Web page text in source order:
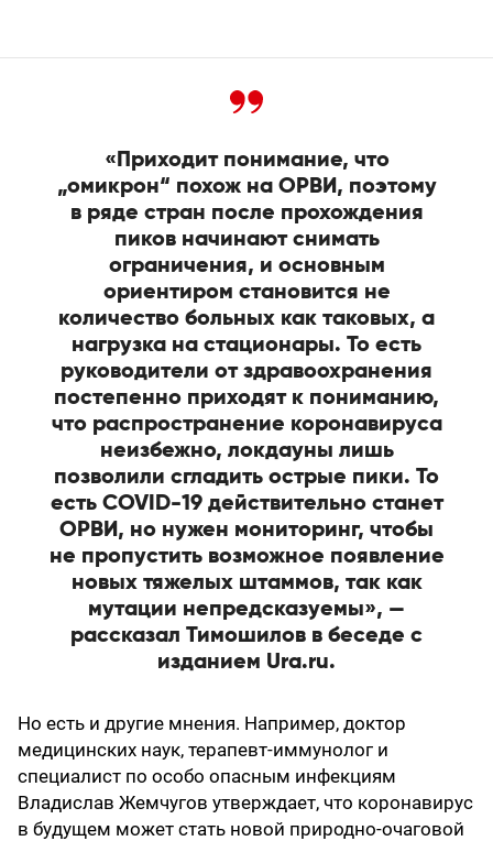
«Приходит понимание, что
„омикрон“ похож на ОРВИ, поэтому
в ряде стран после прохождения
пиков начинают снимать
ограничения, и основным
ориентиром становится не
количество больных как таковых, а
нагрузка на стационары. То есть
руководители от здравоохранения
постепенно приходят к пониманию,
что распространение коронавируса
неизбежно, локдауны лишь
позволили сгладить острые пики. То
есть COVID-19 действительно станет
ОРВИ, но нужен мониторинг, чтобы
не пропустить возможное появление
новых тяжелых штаммов, так как
мутации непредсказуемы», —
рассказал Тимошилов в беседе с
изданием Ura.ru.
Но есть и другие мнения. Например, доктор
медицинских наук, терапевт-иммунолог и
специалист по особо опасным инфекциям
Владислав Жемчугов утверждает, что коронавирус
в будущем может стать новой природно-очаговой